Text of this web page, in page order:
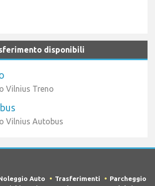
disponibili
Vilnius Treno
Vilnius Autobus
Auto Trasferimenti
Parcheggio